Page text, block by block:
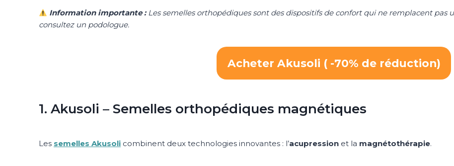
Information importante :Les semelles orthopédiques sont des dispositifs de confort qui ne remplacent pas
consultez un podologue.
Acheter Akusoli ( -70% de réduction)
1. Akusoli – Semelles orthopédiques magnétiques
Les semelles Akusoli combinent deux technologies innovantes : l’acupression et la magnétothérapie.